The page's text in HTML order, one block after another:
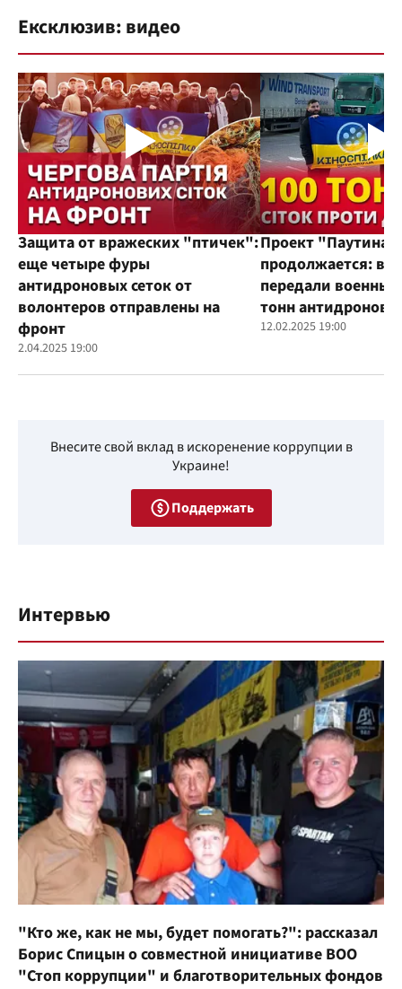
Ексклюзив: видео
Защита от вражеских "птичек":
еще четыре фуры
антидроновых сеток от
волонтеров отправлены на
фронт
2.04.2025 19:00
Проект "Паутина"
продолжается:
передали
тонн
12.02.2025 19:00
Внесите свой вклад в искоренение коррупции в
Украине!
Поддержать
Интервью
"Кто же, как не мы, будет помогать?": рассказал
Борис Спицын о совместной инициативе ВОО
"Стоп коррупции" и благотворительных фондов